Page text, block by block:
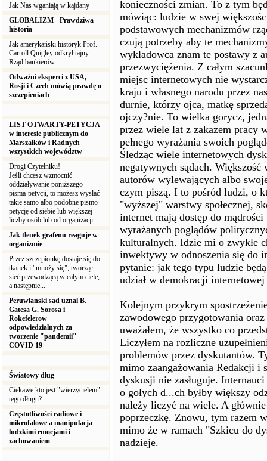
Jak Nas wganiają w kajdany
GLOBALIZM - Prawdziwa
historia
Jak amerykański historyk Prof.
Carroll Quigley odkrył tajny
Rząd bankierów
Odważni eksperci z USA,
Rosji i Czech mówią prawdę o
szczepieniach
LIST OTWARTY-PETYCJA
w interesie publicznym do
Marszałków i Radnych
wszystkich województw
Drogi Czytelniku!
Jeśli chcesz wzmocnić
oddziaływanie poniższego
pisma-petycji, to możesz wysłać
takie samo albo podobne pismo-
petycję od siebie lub większej
liczby osób lub od organizacji.
Jak tlenek grafenu reaguje w
organizmie
Przez szczepionkę dostaje się do
tkanek i "mnoży się", tworząc
sieć przewodzącą w całym ciele,
a następnie...
Peruwianski sad uznal B.
Gatesa G. Sorosa i
Rokefelerow
odpowiedzialnych za
tworzenie "pandemii"
COVID 19
Światowy dług
Ciekawe kto jest "wierzycielem"
tego długu?
Częstotliwości radiowe i
mikrofalowe a manipulacja
ludzkimi emocjami i
zachowaniem
konieczności zmian. To z tym
mówiąc: ludzie w swej
podstawowych mechanizmów
czują potrzeby aby te
wykładowca znam te postawy z
przezwyciężenia. Z całym
miejsc internetowych nie
kraju i własnego narodu przez
durnie, którzy ojca, matkę
ojczy?nie. To wielka gorycz,
przez wiele lat z zakazem pracy
pełnego wyrażania swoich
Śledząc wiele internetowych
negatywnych sądach.
autorów wylewających albo
czym piszą. I to pośród ludzi, o
"wyższej" warstwy społecznej,
internet mają dostęp do
wyrażanych poglądów
kulturalnych. Idzie mi o zwykłe
inwektywy w odnoszenia się do
pytanie: jak tego typu ludzie
udział w demokracji
Kolejnym przykrym
zawodowego przygotowania
uważałem, że wszystko co
Liczyłem na rozliczne
problemów przez dyskutantów.
mimo zaangażowania Redakcji i
dyskusji nie zasługuje.
o gołych d...ch byłby większy
należy liczyć na wiele. A
poprzeczkę. Znowu, tym razem
mimo że w ramach "Szkicu do
nadzieje.